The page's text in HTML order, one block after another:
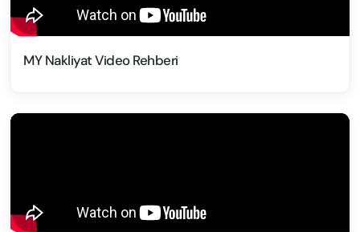
MY Nakliyat Video Rehberi